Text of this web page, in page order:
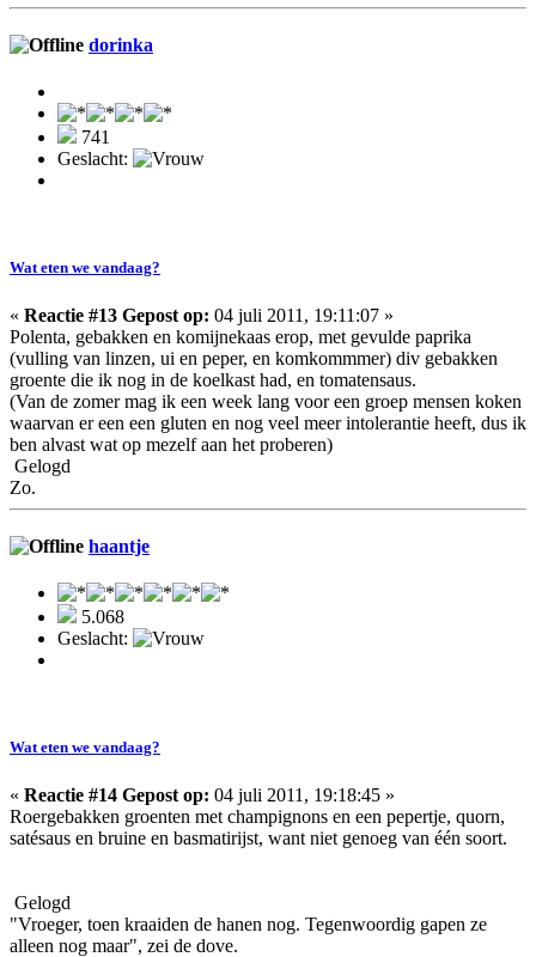
dorinka
741
Geslacht:
Wat eten we vandaag?
« Reactie #13 Gepost op: 04 juli 2011, 19:11:07 »
Polenta, gebakken en komijnekaas erop, met gevulde paprika
(vulling van linzen, ui en peper, en komkommmer) div gebakken
groente die ik nog in de koelkast had, en tomatensaus.
(Van de zomer mag ik een week lang voor een groep mensen koken
waarvan er een een gluten en nog veel meer intolerantie heeft, dus ik
ben alvast wat op mezelf aan het proberen)
Gelogd
Zo.
haantje
5.068
Geslacht:
Wat eten we vandaag?
« Reactie #14 Gepost op: 04 juli 2011, 19:18:45 »
Roergebakken groenten met champignons en een pepertje, quorn,
satésaus en bruine en basmatirijst, want niet genoeg van één soort.
Gelogd
"Vroeger, toen kraaiden de hanen nog. Tegenwoordig gapen ze
alleen nog maar", zei de dove.